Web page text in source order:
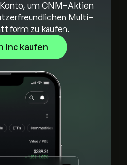
um CNM-Aktien
Multi-
zu kaufen.
Inc kaufen